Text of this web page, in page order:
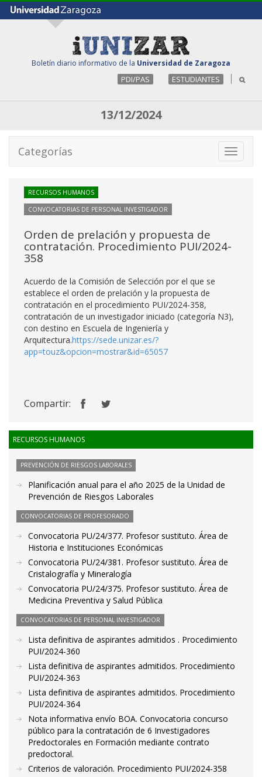
Boletín diario informativo de la Universidad de Zaragoza
PDI/PAS ESTUDIANTES
13/12/2024
Toggle
Categorías
RECURSOS HUMANOS
CONVOCATORIAS DE PERSONAL INVESTIGADOR
Orden de prelación y propuesta de
contratación. Procedimiento PUI/2024-
358
Acuerdo de la Comisión de Selección por el que se
establece el orden de prelación y la propuesta de
contratación en el procedimiento PUI/2024-358,
contratación de un investigador iniciado (categoría N3),
con destino en Escuela de Ingeniería y
Arquitectura.https://sede.unizar.es/?
app=touz&opcion=mostrar&id=65057
Compartir:
RECURSOS HUMANOS
PREVENCIÓN DE RIESGOS LABORALES
Planificación anual para el año 2025 de la Unidad de
Prevención de Riesgos Laborales
CONVOCATORIAS DE PROFESORADO
Convocatoria PU/24/377. Profesor sustituto. Área de
Historia e Instituciones Económicas
Convocatoria PU/24/381. Profesor sustituto. Área de
Cristalografía y Mineralogía
Convocatoria PU/24/375. Profesor sustituto. Área de
Medicina Preventiva y Salud Pública
CONVOCATORIAS DE PERSONAL INVESTIGADOR
Lista definitiva de aspirantes admitidos . Procedimiento
PUI/2024-360
Lista definitiva de aspirantes admitidos. Procedimiento
PUI/2024-363
Lista definitiva de aspirantes admitidos. Procedimiento
PUI/2024-364
Nota informativa envío BOA. Convocatoria concurso
público para la contratación de 6 Investigadores
Predoctorales en Formación mediante contrato
predoctoral.
Criterios de valoración. Procedimiento PUI/2024-358